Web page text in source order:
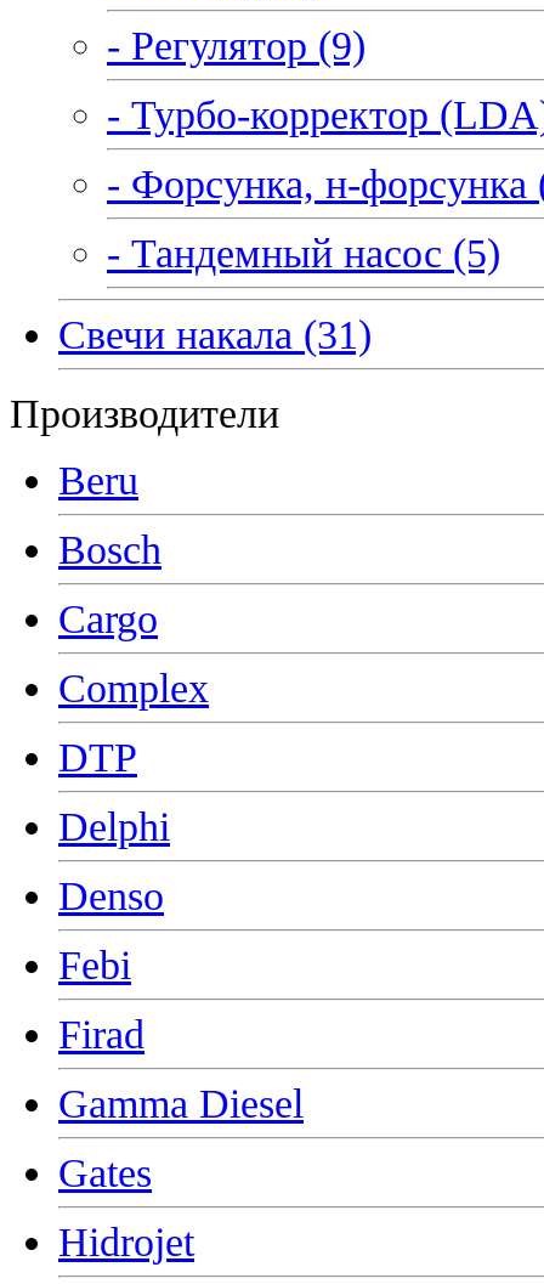
- Регулятор (9)
- Турбо-корректор
- Форсунка, н-форсунка
- Тандемный насос (5)
Свечи накала (31)
Производители
Beru
Bosch
Cargo
Complex
DTP
Delphi
Denso
Febi
Firad
Gamma Diesel
Gates
Hidrojet